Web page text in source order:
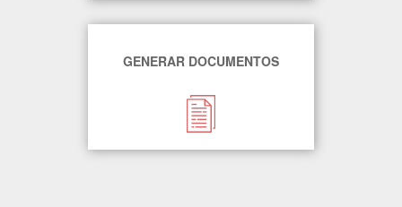
GENERAR DOCUMENTOS